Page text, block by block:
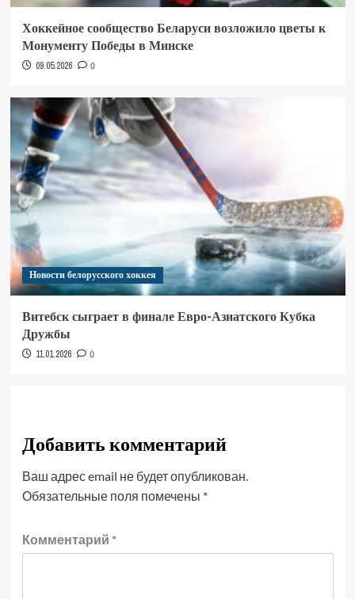
Хоккейное сообщество Беларуси возложило цветы к
Монументу Победы в Минске
09.05.2026 0
Новости белорусского хоккея
Витебск сыграет в финале Евро-Азиатского Кубка
Дружбы
11.01.2026 0
Добавить комментарий
Ваш адрес email не будет опубликован.
Обязательные поля помечены *
Комментарий *